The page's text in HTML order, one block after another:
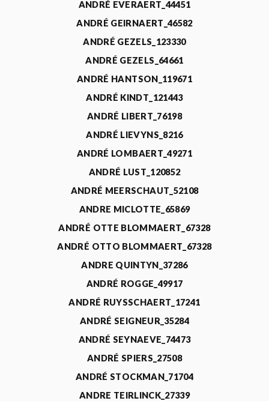
ANDRÉ EVERAERT_44451
ANDRÉ GEIRNAERT_46582
ANDRÉ GEZELS_123330
ANDRÉ GEZELS_64661
ANDRÉ HANTSON_119671
ANDRÉ KINDT_121443
ANDRÉ LIBERT_76198
ANDRÉ LIEVYNS_8216
ANDRÉ LOMBAERT_49271
ANDRÉ LUST_120852
ANDRÉ MEERSCHAUT_52108
ANDRE MICLOTTE_65869
ANDRÉ OTTE BLOMMAERT_67328
ANDRÉ OTTO BLOMMAERT_67328
ANDRE QUINTYN_37286
ANDRÉ ROGGE_49917
ANDRÉ RUYSSCHAERT_17241
ANDRÉ SEIGNEUR_35284
ANDRÉ SEYNAEVE_74473
ANDRÉ SPIERS_27508
ANDRÉ STOCKMAN_71704
ANDRE TEIRLINCK_27339